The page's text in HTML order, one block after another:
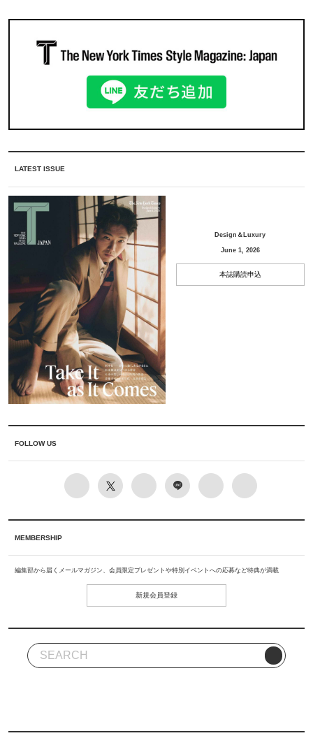
LATEST ISSUE
Design＆Luxury
June 1, 2026
本誌購読申込
FOLLOW US
MEMBERSHIP
編集部から届くメールマガジン、会員限定プレゼントや特別イベントへの応募など特典が満載
新規会員登録